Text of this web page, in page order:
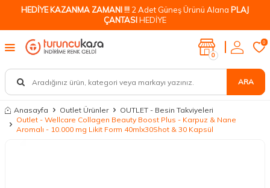
HEDİYE KAZANMA ZAMANI !!! 2 Adet Güneş Ürünü Alana PLAJ
ÇANTASIHEDİYE
ARA
0
0
Anasayfa Outlet Ürünler
OUTLET - Besin Takviyeleri
Outlet - Wellcare Collagen Beauty Boost Plus - Karpuz & Nane
Aromalı - 10.000 mg Likit Form 40mlx30Shot & 30 Kapsül